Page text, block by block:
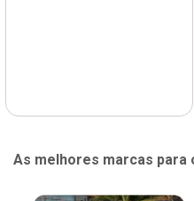
As melhores marcas para